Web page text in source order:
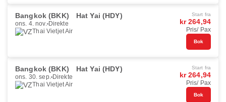
Bangkok (BKK) Hat Yai (HDY)
ons. 4. nov. Direkte
Thai Vietjet Air
Start fra
kr 264,94
Pris/ Pax
Bok
Bangkok (BKK) Hat Yai (HDY)
ons. 30. sep. Direkte
Thai Vietjet Air
Start fra
kr 264,94
Pris/ Pax
Bok